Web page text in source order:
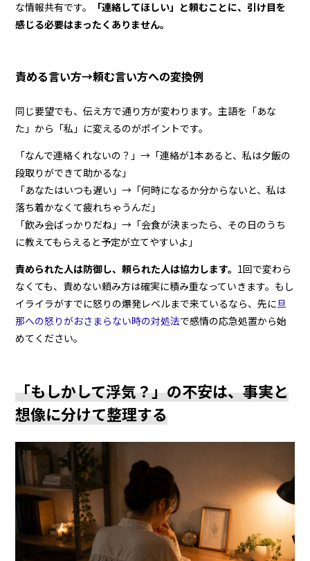
な情報共有です。
「連絡してほしい」と頼むことに、引け目を
感じる必要はまったくありません。
責める言い方→頼む言い方への変換例
同じ要望でも、伝え方で通り方が変わります。主語を「あな
た」から「私」に変えるのがポイントです。
「なんで連絡くれないの？」→「連絡が1本あると、私は夕飯の
段取りができて助かるな」
「あなたはいつも遅い」→「何時になるか分からないと、私は
落ち着かなくて疲れちゃうんだ」
「飲み会ばっかりだね」→「会食が決まったら、その日のうち
に教えてもらえると予定が立てやすいよ」
責められた人は防御し、頼られた人は協力します。 1回で変わら
なくても、責めない頼み方は確実に積み重なっていきます。もし
イライラがすでに怒りの爆発レベルまで来ているなら、先に旦
那への怒りがおさまらない時の対処法で感情の応急処置から始
めてください。
「もしかして浮気？」の不安は、事実と
想像に分けて整理する